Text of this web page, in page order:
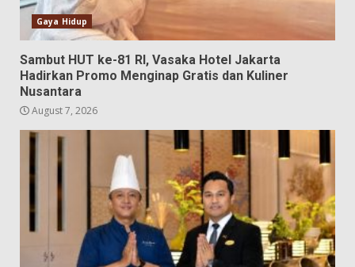
Gaya Hidup
Sambut HUT ke-81 RI, Vasaka Hotel Jakarta
Hadirkan Promo Menginap Gratis dan Kuliner
Nusantara
August 7, 2026